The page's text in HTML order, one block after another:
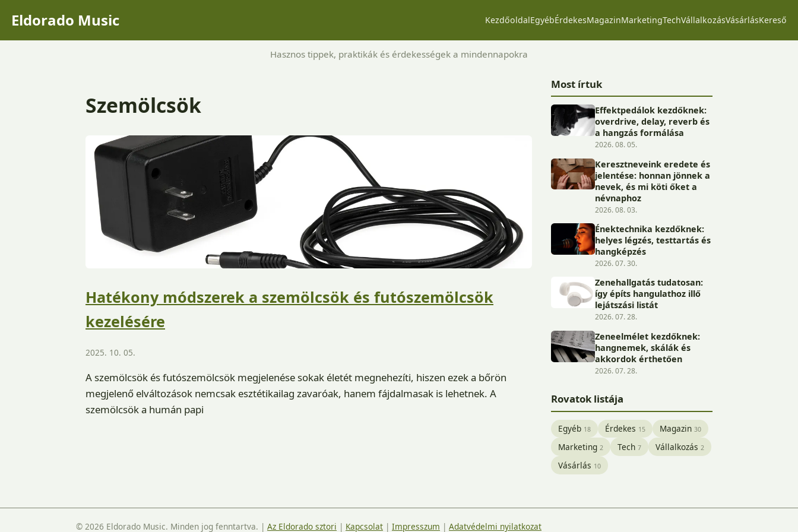
Eldorado Music KezdőoldalEgyébÉrdekesMagazinMarketingTechVállalkozásVásárlásKereső
Hasznos tippek, praktikák és érdekességek a mindennapokra
Szemölcsök
Hatékony módszerek a szemölcsök és futószemölcsök
kezelésére
2025. 10. 05.
A szemölcsök és futószemölcsök megjelenése sokak életét megnehezíti, hiszen ezek a bőrön
megjelenő elváltozások nemcsak esztétikailag zavaróak, hanem fájdalmasak is lehetnek. A
szemölcsök a humán papi
Most írtuk
Effektpedálok kezdőknek:
overdrive, delay, reverb és
a hangzás formálása
2026. 08. 05.
Keresztneveink eredete és
jelentése: honnan jönnek a
nevek, és mi köti őket a
névnaphoz
2026. 08. 03.
Énektechnika kezdőknek:
helyes légzés, testtartás és
hangképzés
2026. 07. 30.
Zenehallgatás tudatosan:
így építs hangulathoz illő
lejátszási listát
2026. 07. 28.
Zeneelmélet kezdőknek:
hangnemek, skálák és
akkordok érthetően
2026. 07. 28.
Rovatok listája
Egyéb 18 Érdekes 15 Magazin 30
Marketing 2 Tech 7 Vállalkozás 2
Vásárlás 10
© 2026 Eldorado Music. Minden jog fenntartva. | Az Eldorado sztori | Kapcsolat | Impresszum | Adatvédelmi nyilatkozat